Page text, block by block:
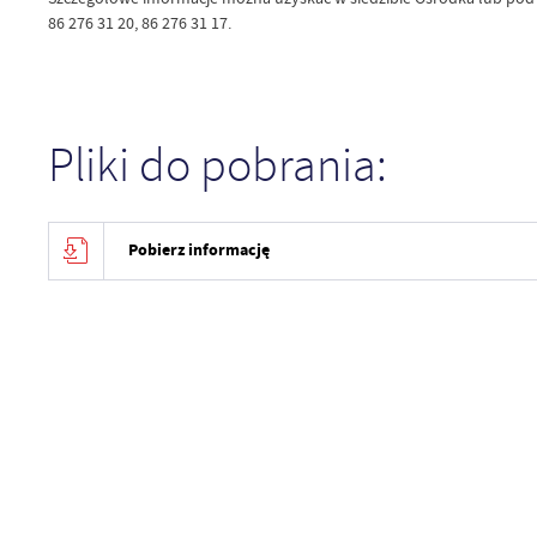
86 276 31 20, 86 276 31 17.
Pliki do pobrania:
Pobierz informację